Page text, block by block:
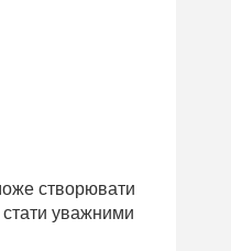
створювати
стати уважними